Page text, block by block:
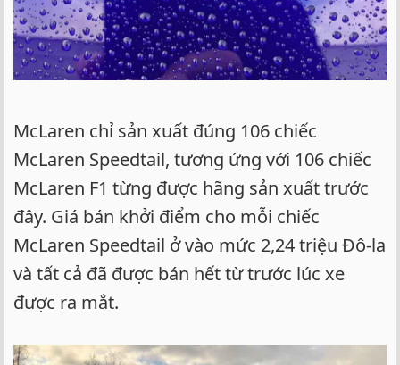
McLaren chỉ sản xuất đúng 106 chiếc
McLaren Speedtail, tương ứng với 106 chiếc
McLaren F1 từng được hãng sản xuất trước
đây. Giá bán khởi điểm cho mỗi chiếc
McLaren Speedtail ở vào mức 2,24 triệu Đô-la
và tất cả đã được bán hết từ trước lúc xe
được ra mắt.